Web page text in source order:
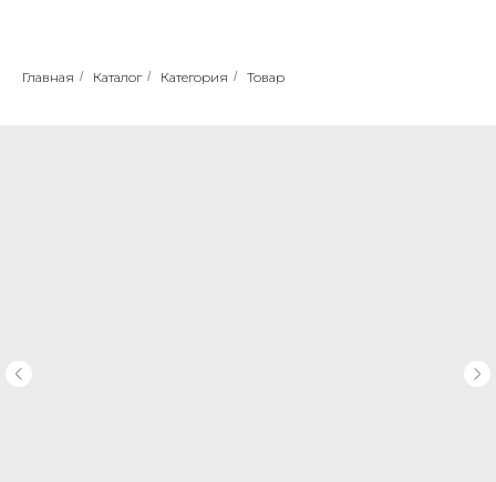
Главная / Каталог / Категория / Товар